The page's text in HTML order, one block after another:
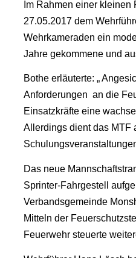
Im Rahmen einer kleinen
27.05.2017 dem
Wehrkameraden ein
Jahre gekommene und
Bothe erläuterte: „
Anforderungen an die
Einsatzkräfte eine
Allerdings dient das MTF
Das neue
Sprinter-Fahrgestell
Verbandsgemeinde
Mitteln der
Feuerwehr steuerte